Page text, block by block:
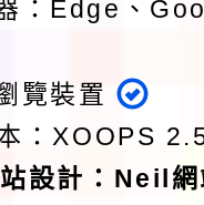
：Edge、
覽裝置
：XOOPS
設計 ： Neil網